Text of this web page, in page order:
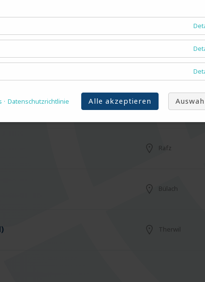
Frauenfeld
Rafz
Bülach
Therwil
Alle akzeptieren
Datenschutzrichtlinie